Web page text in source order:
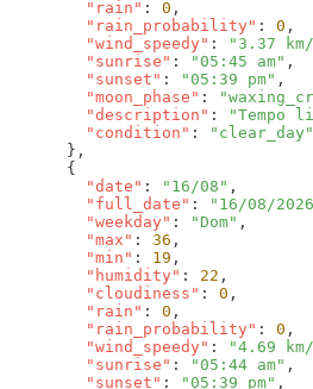
        "rain"
: 0
        "rain_probability"
: 0
        "wind_speedy"
: "3.37
        "sunrise"
: "05:45 am"
        "sunset"
: "05:39 pm"
        "moon_phase"
:
        "description"
: "Tempo
        "condition"
:
        "date"
: "16/08"
        "full_date"
: "16/08/
        "weekday"
: "Dom"
        "max"
: 36
        "min"
: 19
        "humidity"
: 22
        "cloudiness"
: 0
        "rain"
: 0
        "rain_probability"
: 0
        "wind_speedy"
: "4.69
        "sunrise"
: "05:44 am"
        "sunset"
: "05:39 pm"